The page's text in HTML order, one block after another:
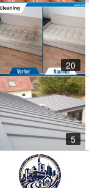
20
5